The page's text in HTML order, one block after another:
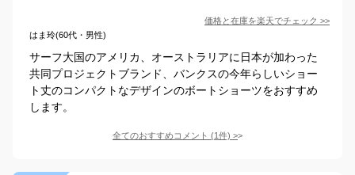
価格と在庫を楽天でチェック >>
はま玲(60代・男性)
サーフ大国のアメリカ、オーストラリアに日本が加わった
共同プロジェクトブランド、バンクスの今年らしいショー
ト丈のコンパクトなデザインのボートショーツをおすすめ
します。
全てのおすすめコメント (1件) >